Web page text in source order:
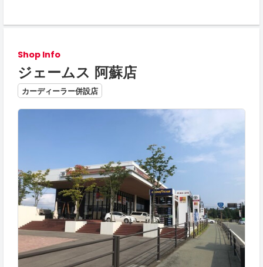
Shop Info
ジェームス 阿蘇店
カーディーラー併設店